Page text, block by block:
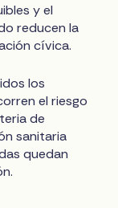
y el
reducen la
cívica.
los
el riesgo
de
sanitaria
quedan